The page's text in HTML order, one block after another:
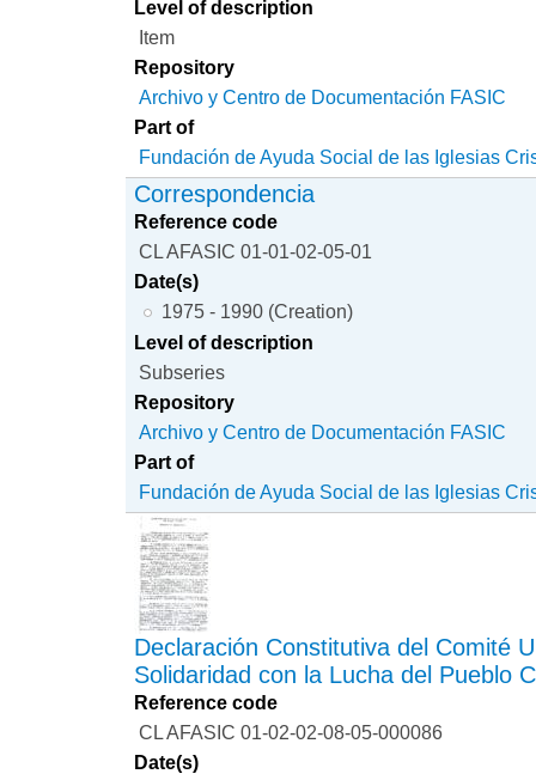
Level of description
Item
Repository
Archivo y Centro de Documentación FASIC
Part of
Fundación de Ayuda Social de las Iglesias
Correspondencia
Reference code
CL AFASIC 01-01-02-05-01
Date(s)
1975 - 1990 (Creation)
Level of description
Subseries
Repository
Archivo y Centro de Documentación FASIC
Part of
Fundación de Ayuda Social de las Iglesias
Declaración Constitutiva del Comité
Solidaridad con la Lucha del Pueblo
Reference code
CL AFASIC 01-02-02-08-05-000086
Date(s)